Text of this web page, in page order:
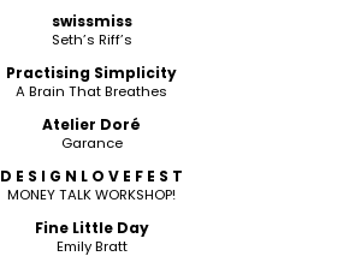
swissmiss
Seth’s Riff’s
Practising Simplicity
A Brain That Breathes
Atelier Doré
Garance
D E S I G N L O V E F E S T
MONEY TALK WORKSHOP!
Fine Little Day
Emily Bratt